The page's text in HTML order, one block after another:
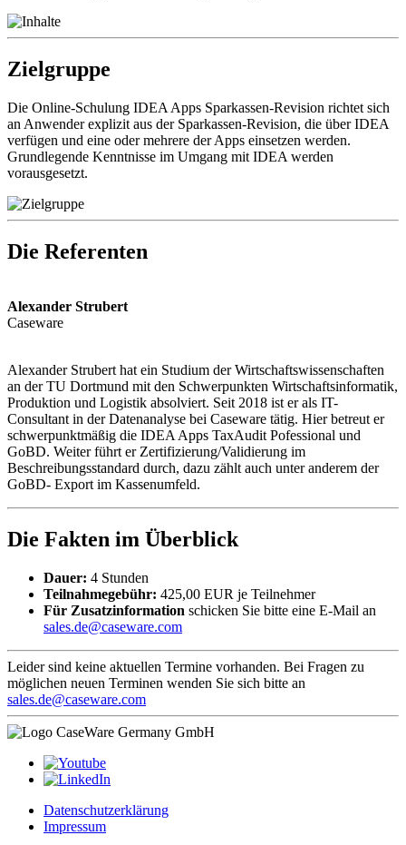
Zielgruppe
Die Online-Schulung IDEA Apps Sparkassen-Revision richtet sich
an Anwender explizit aus der Sparkassen-Revision, die über IDEA
verfügen und eine oder mehrere der Apps einsetzen werden.
Grundlegende Kenntnisse im Umgang mit IDEA werden
vorausgesetzt.
Die Referenten
Alexander Strubert
Caseware
Alexander Strubert hat ein Studium der Wirtschaftswissenschaften
an der TU Dortmund mit den Schwerpunkten Wirtschaftsinformatik,
Produktion und Logistik absolviert. Seit 2018 ist er als IT-
Consultant in der Datenanalyse bei Caseware tätig. Hier betreut er
schwerpunktmäßig die IDEA Apps TaxAudit Pofessional und
GoBD. Weiter führt er Zertifizierung/Validierung im
Beschreibungsstandard durch, dazu zählt auch unter anderem der
GoBD- Export im Kassenumfeld.
Die Fakten im Überblick
Dauer: 4 Stunden
Teilnahmegebühr: 425,00 EUR je Teilnehmer
Für Zusatzinformation schicken Sie bitte eine E-Mail an
sales.de@caseware.com
Leider sind keine aktuellen Termine vorhanden. Bei Fragen zu
möglichen neuen Terminen wenden Sie sich bitte an
sales.de@caseware.com
Datenschutzerklärung
Impressum